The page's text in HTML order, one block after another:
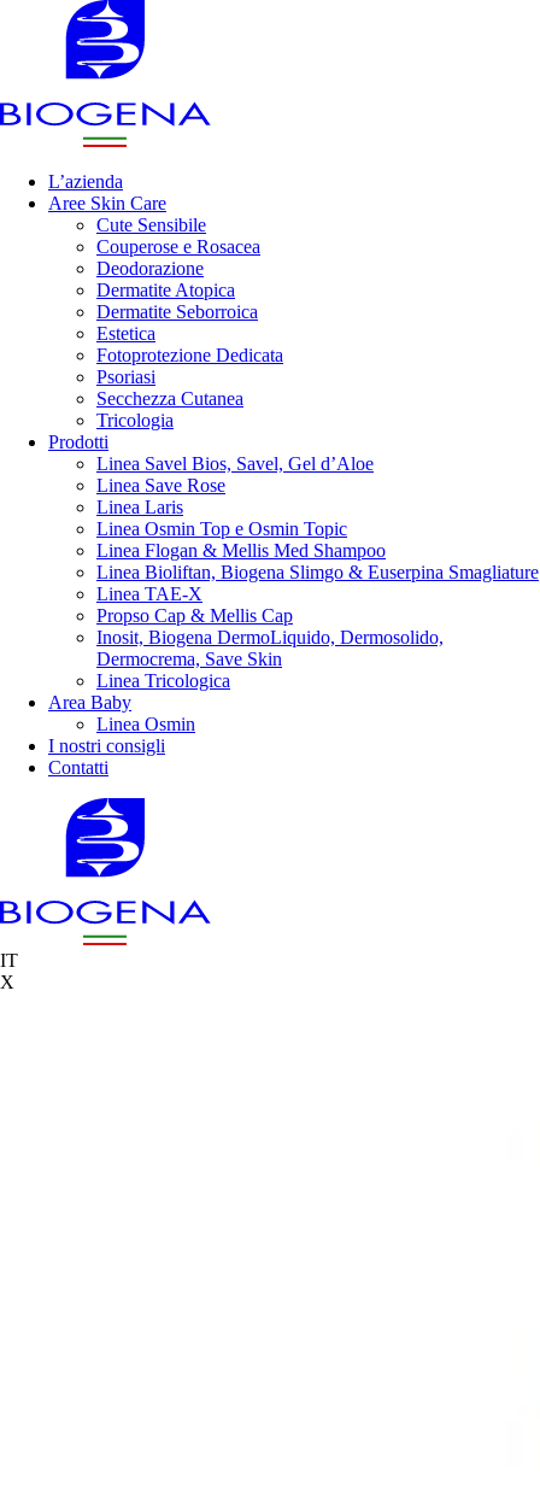
L’azienda
Aree Skin Care
Cute Sensibile
Couperose e Rosacea
Deodorazione
Dermatite Atopica
Dermatite Seborroica
Estetica
Fotoprotezione Dedicata
Psoriasi
Secchezza Cutanea
Tricologia
Prodotti
Linea Savel Bios, Savel, Gel d’Aloe
Linea Save Rose
Linea Laris
Linea Osmin Top e Osmin Topic
Linea Flogan & Mellis Med Shampoo
Linea Bioliftan, Biogena Slimgo & Euserpina Smagliature
Linea TAE-X
Propso Cap & Mellis Cap
Inosit, Biogena DermoLiquido, Dermosolido,
Dermocrema, Save Skin
Linea Tricologica
Area Baby
Linea Osmin
I nostri consigli
Contatti
IT
X